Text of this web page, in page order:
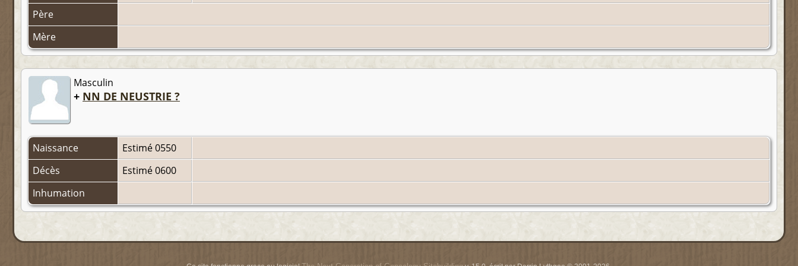
Père
Mère
Masculin
+ NN DE NEUSTRIE ?
Naissance
Estimé 0550
Décès
Estimé 0600
Inhumation